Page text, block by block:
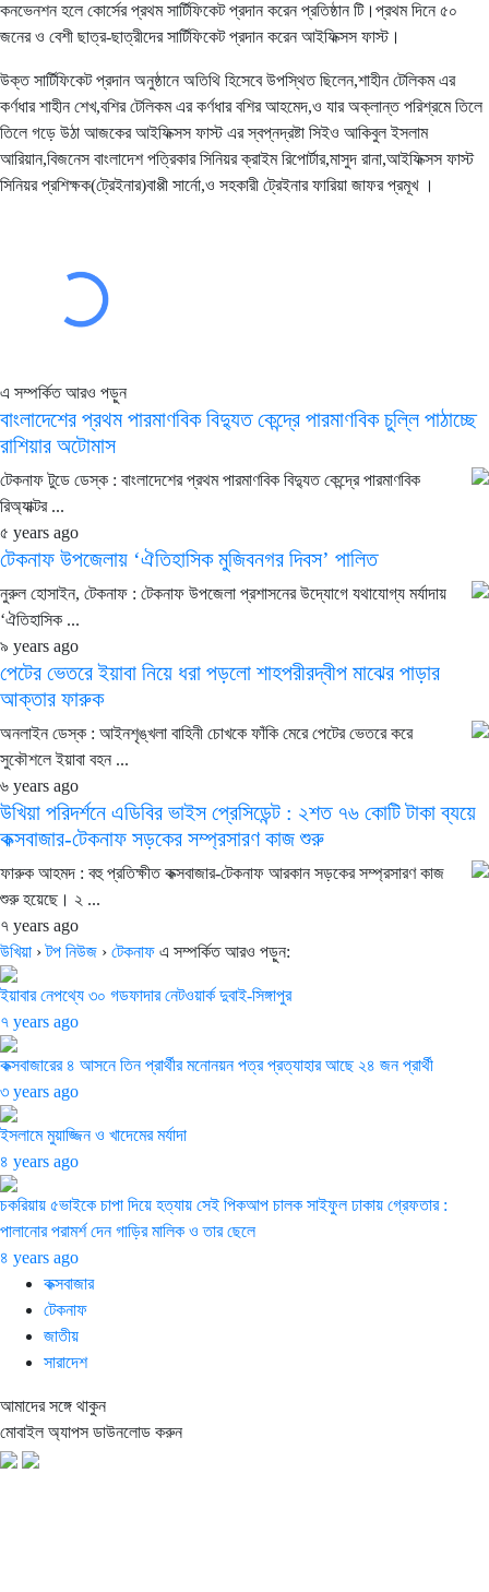
কনভেনশন হলে কোর্সের প্রথম সার্টিফিকেট প্রদান করেন প্রতিষ্ঠান টি।প্রথম দিনে ৫০
জনের ও বেশী ছাত্র-ছাত্রীদের সার্টিফিকেট প্রদান করেন আইফিক্সস ফাস্ট।
উক্ত সার্টিফিকেট প্রদান অনুষ্ঠানে অতিথি হিসেবে উপস্থিত ছিলেন,শাহীন টেলিকম এর
কর্ণধার শাহীন শেখ,বশির টেলিকম এর কর্ণধার বশির আহমেদ,ও যার অক্লান্ত পরিশ্রমে তিলে
তিলে গড়ে উঠা আজকের আইফিক্সস ফাস্ট এর স্বপ্নদ্রষ্টা সিইও আকিবুল ইসলাম
আরিয়ান,বিজনেস বাংলাদেশ পত্রিকার সিনিয়র ক্রাইম রিপোর্টার,মাসুদ রানা,আইফিক্সস ফাস্ট
সিনিয়র প্রশিক্ষক(ট্রেইনার)বাপ্পী সার্নো,ও সহকারী ট্রেইনার ফারিয়া জাফর প্রমূখ ।
এ সম্পর্কিত আরও পড়ুন
বাংলাদেশের প্রথম পারমাণবিক বিদ্যুত কেন্দ্রে পারমাণবিক চুল্লি পাঠাচ্ছে
রাশিয়ার অটোমাস
টেকনাফ টুডে ডেস্ক : বাংলাদেশের প্রথম পারমাণবিক বিদ্যুত কেন্দ্রে পারমাণবিক
রিঅ্যাক্টর ...
৫ years ago
টেকনাফ উপজেলায় ‘ঐতিহাসিক মুজিবনগর দিবস’ পালিত
নুরুল হোসাইন, টেকনাফ : টেকনাফ উপজেলা প্রশাসনের উদ্যোগে যথাযোগ্য মর্যাদায়
‘ঐতিহাসিক ...
৯ years ago
পেটের ভেতরে ইয়াবা নিয়ে ধরা পড়লো শাহপরীরদ্বীপ মাঝের পাড়ার
আক্তার ফারুক
অনলাইন ডেস্ক : আইনশৃঙ্খলা বাহিনী চোখকে ফাঁকি মেরে পেটের ভেতরে করে
সুকৌশলে ইয়াবা বহন ...
৬ years ago
উখিয়া পরিদর্শনে এডিবির ভাইস প্রেসিডেন্ট : ২শত ৭৬ কোটি টাকা ব্যয়ে
কক্সবাজার-টেকনাফ সড়কের সম্প্রসারণ কাজ শুরু
ফারুক আহমদ : বহু প্রতিক্ষীত কক্সবাজার-টেকনাফ আরকান সড়কের সম্প্রসারণ কাজ
শুরু হয়েছে। ২ ...
৭ years ago
উখিয়া ›টপ নিউজ › টেকনাফ এ সম্পর্কিত আরও পড়ুন:
ইয়াবার নেপথ্যে ৩০ গডফাদার নেটওয়ার্ক দুবাই-সিঙ্গাপুর
৭ years ago
কক্সবাজারের ৪ আসনে তিন প্রার্থীর মনোনয়ন পত্র প্রত্যাহার আছে ২৪ জন প্রার্থী
৩ years ago
ইসলামে মুয়াজ্জিন ও খাদেমের মর্যাদা
৪ years ago
চকরিয়ায় ৫ভাইকে চাপা দিয়ে হত্যায় সেই পিকআপ চালক সাইফুল ঢাকায় গ্রেফতার :
পালানোর পরামর্শ দেন গাড়ির মালিক ও তার ছেলে
৪ years ago
কক্সবাজার
টেকনাফ
জাতীয়
সারাদেশ
আমাদের সঙ্গে থাকুন
মোবাইল অ্যাপস ডাউনলোড করুন